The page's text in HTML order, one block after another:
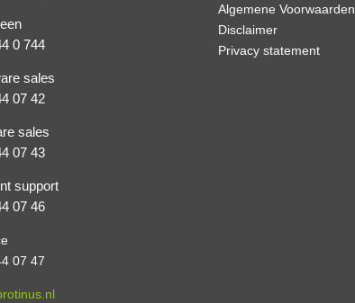
0 744
sales
07 42
sales
07 43
support
07 46
07 47
Algemene Voorwaarden
Disclaimer
Privacy statement